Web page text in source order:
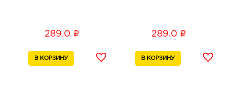
289.0 i 289.0 i